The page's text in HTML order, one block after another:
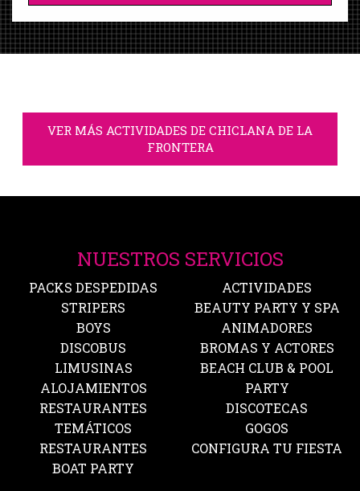
VER MÁS ACTIVIDADES DE CHICLANA DE LA
FRONTERA
NUESTROS SERVICIOS
PACKS DESPEDIDAS
STRIPERS
BOYS
DISCOBUS
LIMUSINAS
ALOJAMIENTOS
RESTAURANTES
TEMÁTICOS
RESTAURANTES
BOAT PARTY
ACTIVIDADES
BEAUTY PARTY Y SPA
ANIMADORES
BROMAS Y ACTORES
BEACH CLUB & POOL
PARTY
DISCOTECAS
GOGOS
CONFIGURA TU FIESTA